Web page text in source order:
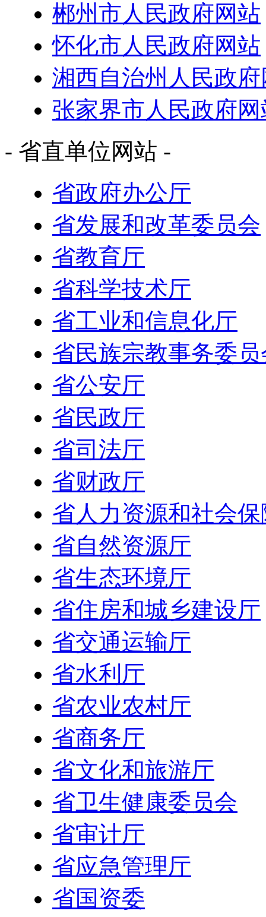
郴州市人民政府网站
怀化市人民政府网站
湘西自治州人民政
张家界市人民政府网
- 省直单位网站 -
省政府办公厅
省发展和改革委员会
省教育厅
省科学技术厅
省工业和信息化厅
省民族宗教事务委员
省公安厅
省民政厅
省司法厅
省财政厅
省人力资源和社会
省自然资源厅
省生态环境厅
省住房和城乡建设厅
省交通运输厅
省水利厅
省农业农村厅
省商务厅
省文化和旅游厅
省卫生健康委员会
省审计厅
省应急管理厅
省国资委